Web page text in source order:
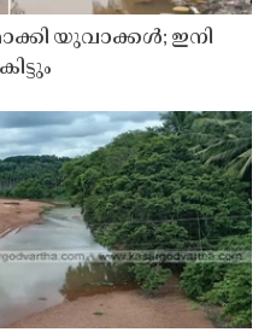
യുവാക്കൾ; ഇനി